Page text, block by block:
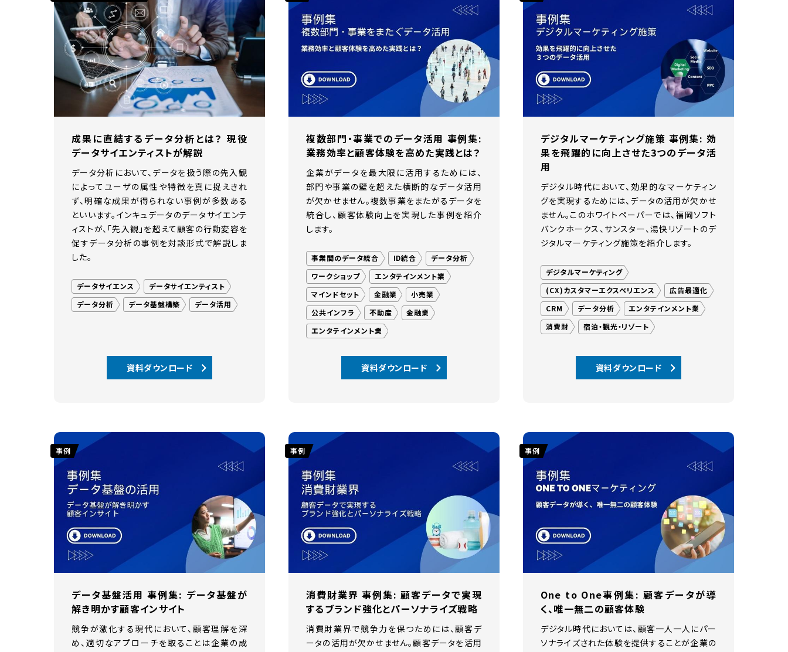
成果に直結するデータ分析とは？ 現役
データサイエンティストが解説
データ分析において、データを扱う際の先入観
によってユーザの属性や特徴を真に捉えきれ
ず、明確な成果が得られない事例が多数ある
といいます。インキュデータのデータサイエンテ
ィストが、「先入観」を超えて顧客の行動変容を
促すデータ分析の事例を対談形式で解説しま
した。
データサイエンス
データサイエンティスト
データ分析
データ基盤構築 データ活用
資料ダウンロード
複数部門・事業でのデータ活用 事例集:
業務効率と顧客体験を高めた実践とは？
企業がデータを最大限に活用するためには、
部門や事業の壁を超えた横断的なデータ活用
が欠かせません。複数事業をまたがるデータを
統合し、顧客体験向上を実現した事例を紹介
します。
事業間のデータ統合 ID統合
データ分析
ワークショップ
エンタテインメント業
マインドセット
金融業
小売業
公共インフラ
不動産
金融業
エンタテインメント業
資料ダウンロード
デジタルマーケティング施策 事例集: 効
果を飛躍的に向上させた3つのデータ活
用
デジタル時代において、効果的なマーケティン
グを実現するためには、データの活用が欠かせ
ません。このホワイトペーパーでは、福岡ソフト
バンクホークス、サンスター、湯快リゾートのデ
ジタルマーケティング施策を紹介します。
デジタルマーケティング
(CX)カスタマーエクスペリエンス
広告最適化
CRM
データ分析
エンタテインメント業
消費財
宿泊・観光・リゾート
資料ダウンロード
事例
データ基盤活用 事例集: データ基盤が
解き明かす顧客インサイト
競争が激化する現代において、顧客理解を深
め、適切なアプローチを取ることは企業の成
事例
消費財業界 事例集: 顧客データで実現
するブランド強化とパーソナライズ戦略
消費財業界で競争力を保つためには、顧客デ
ータの活用が欠かせません。顧客データを活用
事例
One to One事例集: 顧客データが導
く、唯一無二の顧客体験
デジタル時代においては、顧客一人一人にパー
ソナライズされた体験を提供することが企業の